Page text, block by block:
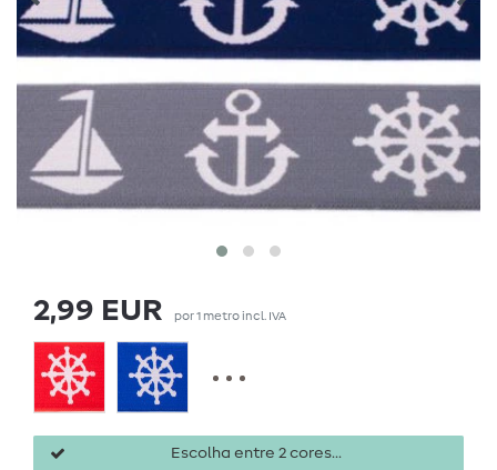
2,99 EUR por1 metro incl. IVA
Escolha entre 2 cores...